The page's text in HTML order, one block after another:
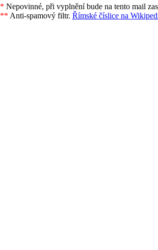
* Nepovinné, při vyplnění bude na tento mail
** Anti-spamový filtr. Římské číslice na